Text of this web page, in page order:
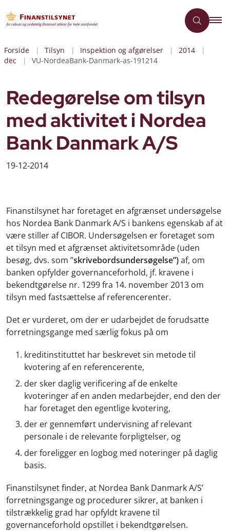
Forside Tilsyn Inspektion og afgørelser
2014
dec
VU-NordeaBank-Danmark-as-191214
Redegørelse om tilsyn
med aktivitet i Nordea
Bank Danmark A/S
19-12-2014
Finanstilsynet har foretaget en afgrænset undersøgelse
hos Nordea Bank Danmark A/S i bankens egenskab af at
være stiller af CIBOR. Undersøgelsen er foretaget som
et tilsyn med et afgrænset aktivitetsområde (uden
besøg, dvs. som ”skrivebordsundersøgelse”)af, om
banken opfylder governanceforhold, jf. kravene i
bekendtgørelse nr. 1299 fra 14. november 2013 om
tilsyn med fastsættelse af referencerenter.
Det er vurderet, om der er udarbejdet de forudsatte
forretningsgange med særlig fokus på om
kreditinstituttet har beskrevet sin metode til
kvotering af en referencerente,
der sker daglig verificering af de enkelte
kvoteringer af en anden medarbejder, end den der
har foretaget den egentlige kvotering,
der er gennemført undervisning af relevant
personale i de relevante forpligtelser, og
der foreligger en logbog med noteringer på daglig
basis.
Finanstilsynet finder, at Nordea Bank Danmark A/S’
forretningsgange og procedurer sikrer, at banken i
tilstrækkelig grad har opfyldt kravene til
governanceforhold opstillet i bekendtgørelsen.